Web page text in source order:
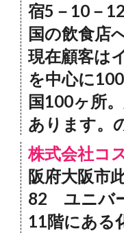
宿5－10－
国の飲食店
現在顧客は
を中心に
国100ヶ所
あります。
株式会社コ
阪府大阪市
82 ユニバ
11階にある